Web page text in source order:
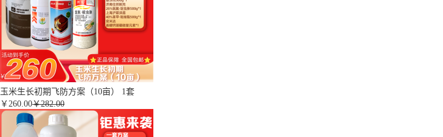
玉米生长初期飞防方案（10亩） 1套
￥ 260.00￥282.00